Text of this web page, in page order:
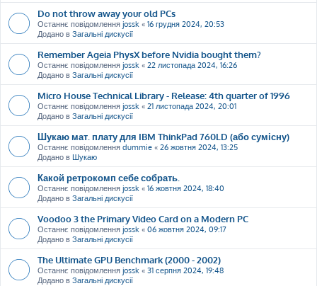
Do not throw away your old PCs
Останнє повідомлення jossk « 16 грудня 2024, 20:53
Додано в Загальні дискусії
Remember Ageia PhysX before Nvidia bought them?
Останнє повідомлення jossk « 22 листопада 2024, 16:26
Додано в Загальні дискусії
Micro House Technical Library - Release: 4th quarter of 1996
Останнє повідомлення jossk « 21 листопада 2024, 20:01
Додано в Загальні дискусії
Шукаю мат. плату для IBM ThinkPad 760LD (або сумісну)
Останнє повідомлення dummie « 26 жовтня 2024, 13:25
Додано в Шукаю
Какой ретрокомп себе собрать.
Останнє повідомлення jossk « 16 жовтня 2024, 18:40
Додано в Загальні дискусії
Voodoo 3 the Primary Video Card on a Modern PC
Останнє повідомлення jossk « 06 жовтня 2024, 09:17
Додано в Загальні дискусії
The Ultimate GPU Benchmark (2000 - 2002)
Останнє повідомлення jossk « 31 серпня 2024, 19:48
Додано в Загальні дискусії